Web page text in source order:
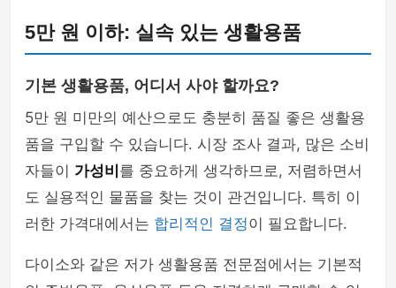
5만 원 이하: 실속 있는 생활용품
기본 생활용품, 어디서 사야 할까요?
5만 원 미만의 예산으로도 충분히 품질 좋은 생활용
품을 구입할 수 있습니다. 시장 조사 결과, 많은 소비
자들이 가성비 를 중요하게 생각하므로, 저렴하면서
도 실용적인 물품을 찾는 것이 관건입니다. 특히 이
러한 가격대에서는 합리적인 결정이 필요합니다.
다이소와 같은 저가 생활용품 전문점에서는 기본적